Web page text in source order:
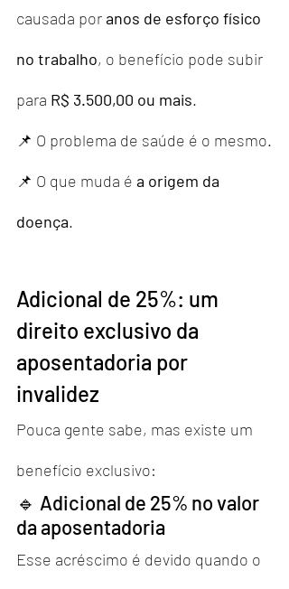
causada por anos de esforço físico
no trabalho, o benefício pode subir
para R$ 3.500,00 ou mais.
📌 O problema de saúde é o mesmo.
📌 O que muda é a origem da
doença.
Adicional de 25%: um
direito exclusivo da
aposentadoria por
invalidez
Pouca gente sabe, mas existe um
benefício exclusivo:
🔹 Adicional de 25% no valor
da aposentadoria
Esse acréscimo é devido quando o